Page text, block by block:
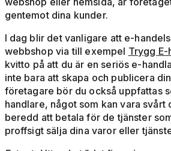
gentemot dina kunder.
I dag blir det vanligare att e-
webbshop via till exempel Trygg E-
kvitto på att du är en seriös e-
inte bara att skapa och publicera
företagare bör du också uppfattas
handlare, något som kan vara svårt
beredd att betala för de tjänster
proffsigt sälja dina varor eller